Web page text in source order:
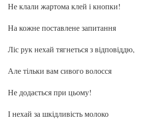
Не клали жартома клей і кнопки!
На кожне поставлене запитання
Ліс рук нехай тягнеться з відповіддю,
Але тільки вам сивого волосся
Не додається при цьому!
І нехай за шкідливість молоко